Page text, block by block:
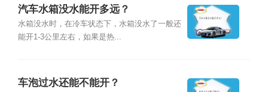
汽车水箱没水能开多远？
水箱没水时，在冷车状态下，水箱没水了一般还
能开1-3公里左右，如果是热...
车泡过水还能不能开？